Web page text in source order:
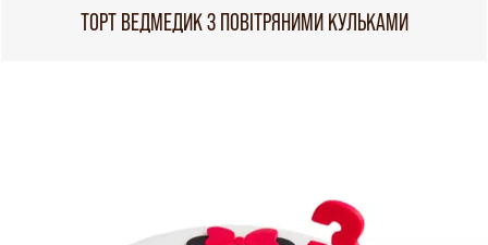
ТОРТ ВЕДМЕДИК З ПОВІТРЯНИМИ КУЛЬКАМИ